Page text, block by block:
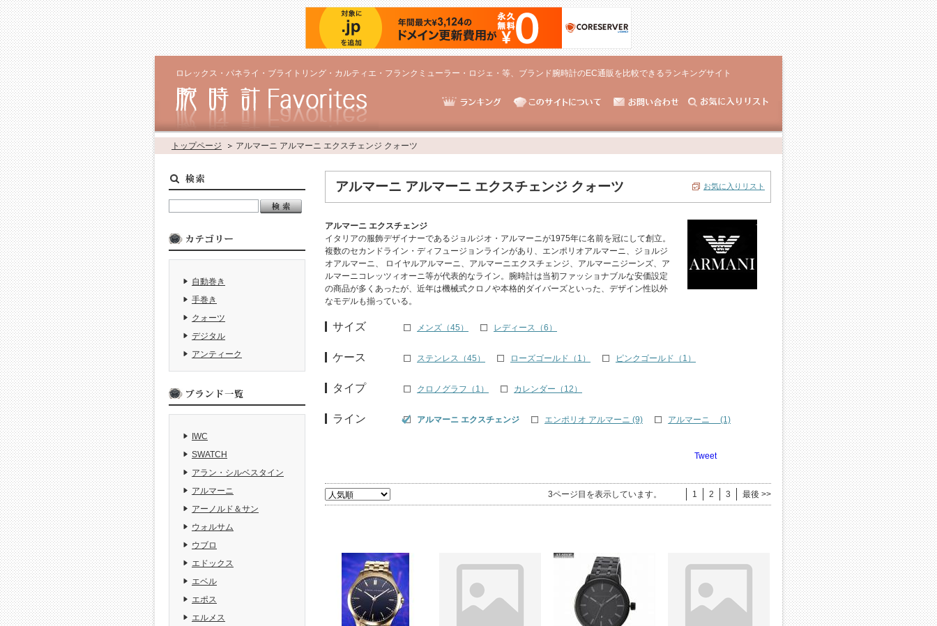
ロレックス・パネライ・ブライトリング・カルティエ・フランクミューラー・ロジェ・等、ブランド腕時計のEC通販を比較できるランキングサイト
トップページ アルマーニ アルマーニ エクスチェンジ クォーツ
アルマーニ アルマーニ エクスチェンジ クォーツ お気に入りリスト
アルマーニ エクスチェンジ
イタリアの服飾デザイナーであるジョルジオ・アルマーニが1975年に名前を冠にして創立。
複数のセカンドライン・ディフュージョンラインがあり、エンポリオアルマーニ、ジョルジ
オアルマーニ、 ロイヤルアルマーニ、アルマーニエクスチェンジ、アルマーニジーンズ、ア
ルマーニコレッツィオーニ等が代表的なライン。腕時計は当初ファッショナブルな安価設定
の商品が多くあったが、近年は機械式クロノや本格的ダイバーズといった、デザイン性以外
なモデルも揃っている。
サイズ メンズ（45） レディース（6）
ケース ステンレス（45） ローズゴールド（1） ピンクゴールド（1）
タイプ クロノグラフ（1） カレンダー（12）
ライン アルマーニ エクスチェンジ エンポリオ アルマーニ (9) アルマーニ (1)
Tweet
3ページ目を表示しています。 1 2 3 最後 >>
自動巻き
手巻き
クォーツ
デジタル
アンティーク
IWC
SWATCH
アラン・シルベスタイン
アルマーニ
アーノルド＆サン
ウォルサム
ウブロ
エドックス
エベル
エポス
エルメス